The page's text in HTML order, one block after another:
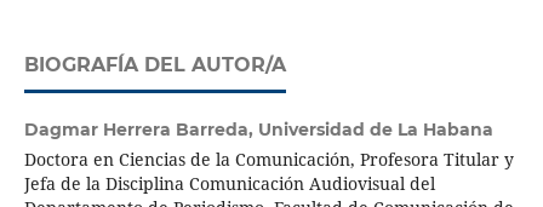
BIOGRAFÍA DEL AUTOR/A
Dagmar Herrera Barreda, Universidad de La Habana
Doctora en Ciencias de la Comunicación, Profesora Titular y
Jefa de la Disciplina Comunicación Audiovisual del